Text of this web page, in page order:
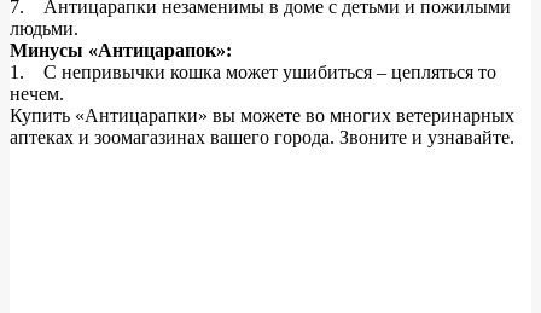
7. Антицарапки незаменимы в доме с детьми и пожилыми
людьми.
Минусы «Антицарапок»:
1. С непривычки кошка может ушибиться – цепляться то
нечем.
Купить «Антицарапки» вы можете во многих ветеринарных
аптеках и зоомагазинах вашего города. Звоните и узнавайте.